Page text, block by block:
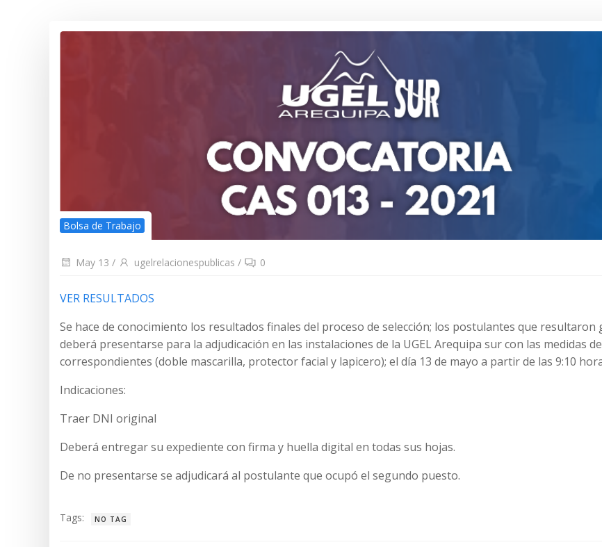
Bolsa de Trabajo
May 13 / ugelrelacionespublicas / 0
VER RESULTADOS
Se hace de conocimiento los resultados finales del proceso de selección; los postulantes que resultaron
deberá presentarse para la adjudicación en las instalaciones de la UGEL Arequipa sur con las medidas
correspondientes (doble mascarilla, protector facial y lapicero); el día 13 de mayo a partir de las 9:10
Indicaciones:
Traer DNI original
Deberá entregar su expediente con firma y huella digital en todas sus hojas.
De no presentarse se adjudicará al postulante que ocupó el segundo puesto.
Tags: NO TAG